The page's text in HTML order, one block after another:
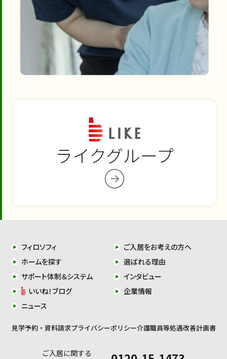
ライクグループ
フィロソフィ
ご入居をお考えの方へ
ホームを探す
選ばれる理由
サポート体制＆システム
インタビュー
いいね！ブログ
企業情報
ニュース
見学予約・資料請求プライバシーポリシー介護職員等処遇改善計画書
ご入居に関する